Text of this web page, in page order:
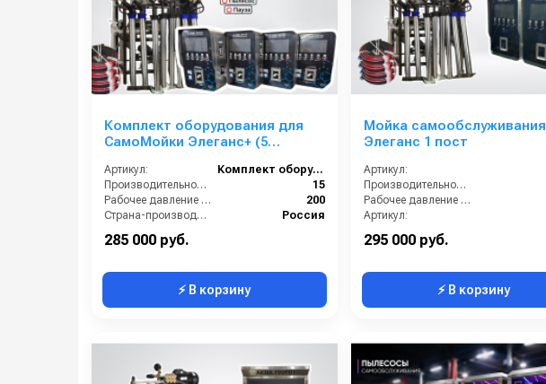
Комплект оборудования для
СамоМойки Элеганс+ (5
Артикул:
Комплект оборудования для МСО
Производительность (л/мин):
15
Рабочее давление (бар):
200
Страна-производитель:
Россия
285 000 руб.
⚡ В корзину
Мойка самообслуживания
Элеганс 1 пост
Артикул:
Производительность (л/мин):
Рабочее давление (бар):
Артикул:
295 000 руб.
⚡ В корзину